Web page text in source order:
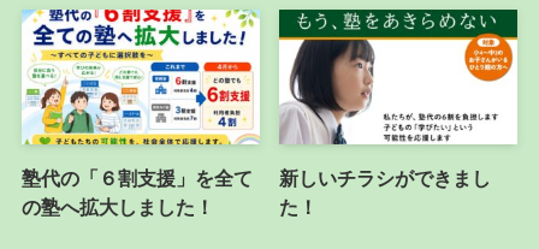
塾代の「６割支援」を全て
の塾へ拡大しました！
新しいチラシができまし
た！